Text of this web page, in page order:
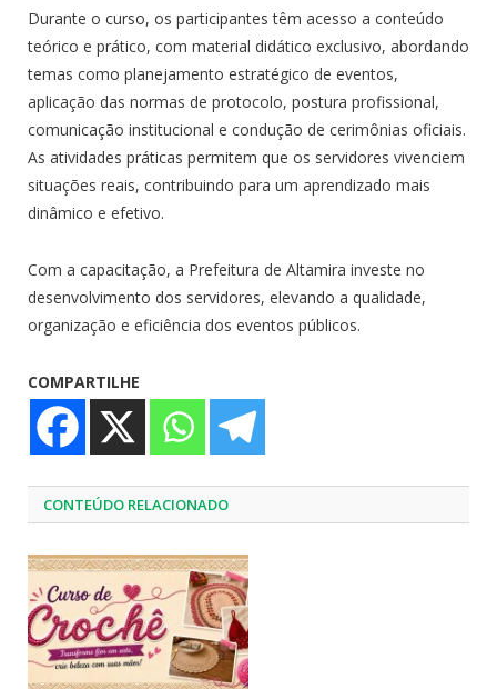
Durante o curso, os participantes têm acesso a conteúdo
teórico e prático, com material didático exclusivo, abordando
temas como planejamento estratégico de eventos,
aplicação das normas de protocolo, postura profissional,
comunicação institucional e condução de cerimônias oficiais.
As atividades práticas permitem que os servidores vivenciem
situações reais, contribuindo para um aprendizado mais
dinâmico e efetivo.
Com a capacitação, a Prefeitura de Altamira investe no
desenvolvimento dos servidores, elevando a qualidade,
organização e eficiência dos eventos públicos.
COMPARTILHE
CONTEÚDO RELACIONADO